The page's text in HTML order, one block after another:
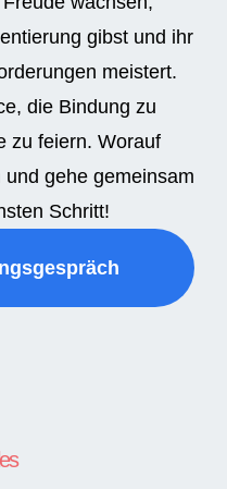
gibst und ihr
meistert.
die Bindung zu
zu feiern. Worauf
gehe gemeinsam
Schritt!